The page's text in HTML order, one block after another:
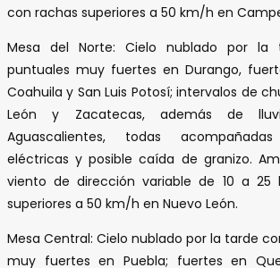
con rachas superiores a 50 km/h en
Mesa del Norte: Cielo nublado por la
puntuales muy fuertes en Durango,
Coahuila y San Luis Potosí; intervalos de
León y Zacatecas, además de
Aguascalientes, todas
eléctricas y posible caída de granizo.
viento de dirección variable de 10 a 25
superiores a 50 km/h en Nuevo León.
Mesa Central: Cielo nublado por la tarde
muy fuertes en Puebla; fuertes en